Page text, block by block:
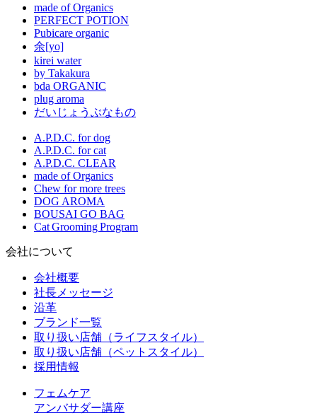
made of Organics
PERFECT POTION
Pubicare organic
余[yo]
kirei water
by Takakura
bda ORGANIC
plug aroma
だいじょうぶなもの
A.P.D.C. for dog
A.P.D.C. for cat
A.P.D.C. CLEAR
made of Organics
Chew for more trees
DOG AROMA
BOUSAI GO BAG
Cat Grooming Program
会社について
会社概要
社長メッセージ
沿革
ブランド一覧
取り扱い店舗（ライフスタイル）
取り扱い店舗（ペットスタイル）
採用情報
フェムケア
アンバサダー講座